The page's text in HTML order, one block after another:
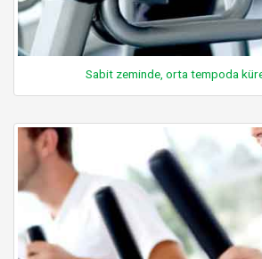
Sabit zeminde, orta tempoda